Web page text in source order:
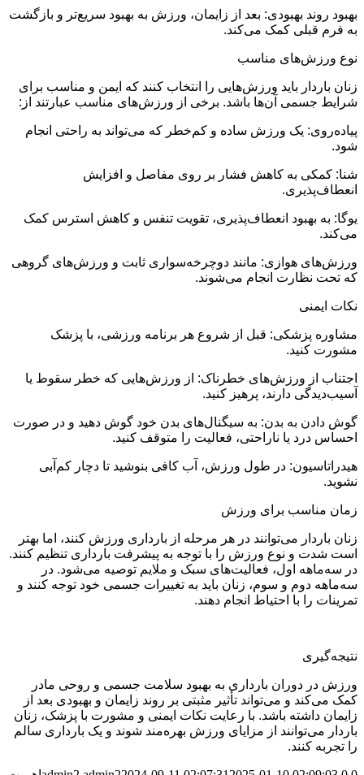
بهبود روند بهبودی: بعد از زایمان، ورزش به بهبود سریع‌تر و بازگشت
به فرم قبلی کمک می‌کند.
نوع ورزش‌های مناسب
زنان باردار باید ورزش‌هایی را انتخاب کنند که ایمن و مناسب برای
شرایط جسمی آن‌ها باشد. برخی از ورزش‌های مناسب عبارتند از:
پیاده‌روی: یک ورزش ساده و کم‌خطر که می‌تواند به راحتی انجام
شود.
شنا: کمکی به کاهش فشار بر روی مفاصل و افزایش
انعطاف‌پذیری.
یوگا: به بهبود انعطاف‌پذیری، تقویت تنفس و کاهش استرس کمک
می‌کند.
ورزش‌های هوازی: مانند دوچرخه‌سواری ثابت و ورزش‌های گروهی
که تحت نظارت انجام می‌شوند.
نکات ایمنی
مشاوره پزشکی: قبل از شروع هر برنامه ورزشی، با پزشک
مشورت کنید.
اجتناب از ورزش‌های خطرناک: از ورزش‌هایی که خطر سقوط یا
آسیب‌دیدگی دارند، پرهیز کنید.
گوش دادن به بدن: به سیگنال‌های بدن خود گوش دهید و در صورت
احساس درد یا ناراحتی، فعالیت را متوقف کنید.
هیدراتاسیون: در طول ورزش، آب کافی بنوشید تا دچار کم‌آبی
نشوید.
زمان مناسب برای ورزش
زنان باردار می‌توانند در هر مرحله از بارداری ورزش کنند، اما بهتر
است شدت و نوع ورزش را با توجه به پیشرفت بارداری تنظیم کنند.
در سه‌ماهه اول، فعالیت‌های سبک و ملایم توصیه می‌شود. در
سه‌ماهه دوم و سوم، زنان باید به تغییرات جسمی خود توجه کنند و
تمرینات را با احتیاط انجام دهند.
نتیجه‌گیری
ورزش در دوران بارداری به بهبود سلامت جسمی و روحی مادر
کمک می‌کند و می‌تواند تأثیر مثبتی بر روند زایمان و بهبودی بعد از
زایمان داشته باشد. با رعایت نکات ایمنی و مشورت با پزشک، زنان
باردار می‌توانند از مزایای ورزش بهره‌مند شوند و یک بارداری سالم
را تجربه کنند.